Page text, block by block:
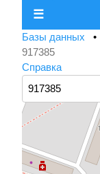
☰
Базы данных •
917385
Справка